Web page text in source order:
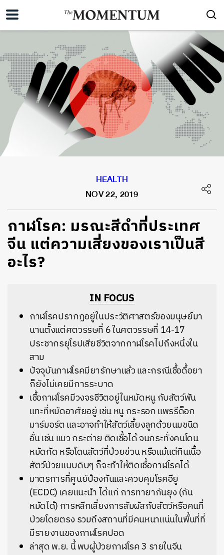
HEALTH
NOV 22, 2019
กาฬโรค: มรณะสีดำที่ประเทศ
จีน แต่ความเสี่ยงของเราเป็นสี
อะไร?
IN FOCUS
กาฬโรคปรากฏอยู่ในประวัติศาสตร์ของมนุษย์มา
นานตั้งแต่ศตวรรษที่ 6 ในศตวรรษที่ 14-17
ประชากรยุโรปเสียชีวิตจากกาฬโรคไปถึงหนึ่งใน
สาม
ปัจจุบันกาฬโรคมียารักษาแล้ว และกรณีเชื้อดื้อยา
ก็ยังไม่เคยมีการระบาด
เชื้อกาฬโรคมีวงจรชีวิตอยู่ในหมัดหนู กับสัตว์ฟัน
แทะที่หมัดอาศัยอยู่ เช่น หนู กระรอก แพรรีด็อก
มาร์มอร์ต และอาจทำให้สัตว์เลี้ยงลูกด้วยนมชนิด
อื่น เช่น แมว กระต่าย ติดเชื้อได้ จนกระทั่งคนโดน
หมัดกัด หรือโดนสัตว์ที่ป่วยข่วน หรือแม้แต่กินเนื้อ
สัตว์ป่วยแบบดิบๆ ก็จะทำให้ติดเชื้อกาฬโรคได้
มาตรการที่ศูนย์ป้องกันและควบคุมโรคอียู
(ECDC) เคยแนะนำ ได้แก่ การทายากันยุง (กัน
หมัดได้) การหลีกเลี่ยงการสัมผัสกับสัตว์หรือคนที่
ป่วยโดยตรง รวมถึงสถานที่มีคนหนาแน่นในพื้นที่ที่
มีรายงานของกาฬโรคปอด
ล่าสุด พ.ย. นี้ พบผู้ป่วยกาฬโรค 3 รายในจีน